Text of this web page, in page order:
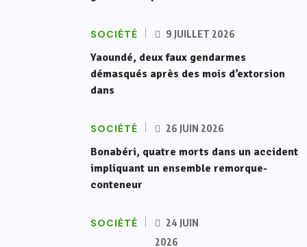
SOCIÉTÉ 9 JUILLET 2026
Yaoundé, deux faux gendarmes
démasqués après des mois d’extorsion
dans
SOCIÉTÉ 26 JUIN 2026
Bonabéri, quatre morts dans un accident
impliquant un ensemble remorque-
conteneur
SOCIÉTÉ
24 JUIN
2026